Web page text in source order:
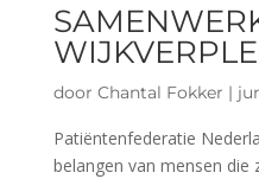
door Chantal Fokker |
Patiëntenfederatie
belangen van mensen